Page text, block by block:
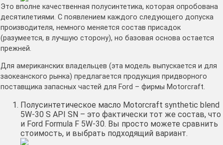
Это вполне качественная полусинтетика, которая опробована
десятилетиями. С появлением каждого следующего допуска
производителя, немного меняется состав присадок
(разумеется, в лучшую сторону), но базовая основа остается
прежней.
Для американских владельцев (эта модель выпускается и для
заокеанского рынка) предлагается продукция придворного
поставщика запасных частей для Ford – фирмы Motorcraft.
Полусинтетическое масло Motоrcraft synthetic blend
5W-30 S AРI SN – это фактически тот же состав, что
и Fоrd Formula F 5W-30. Вы просто можете сравнить
стоимость, и выбрать подходящий вариант.